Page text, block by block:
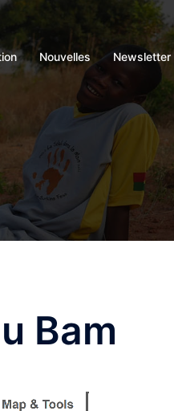
Nouvelles Newsletter
Bam